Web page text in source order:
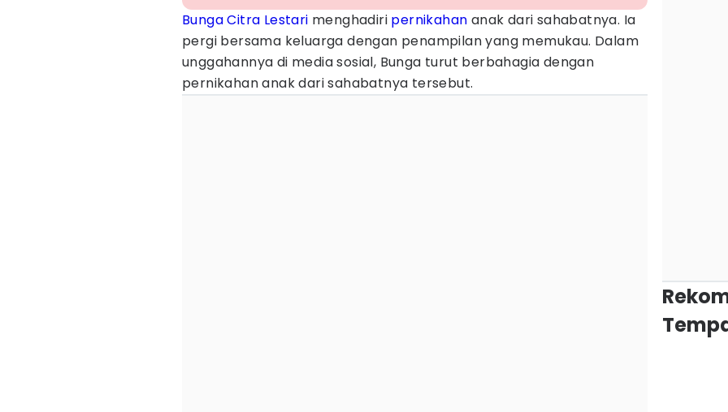
Bunga Citra Lestari menghadiri pernikahan anak dari sahabatnya. Ia
pergi bersama keluarga dengan penampilan yang memukau. Dalam
unggahannya di media sosial, Bunga turut berbahagia dengan
pernikahan anak dari sahabatnya tersebut.